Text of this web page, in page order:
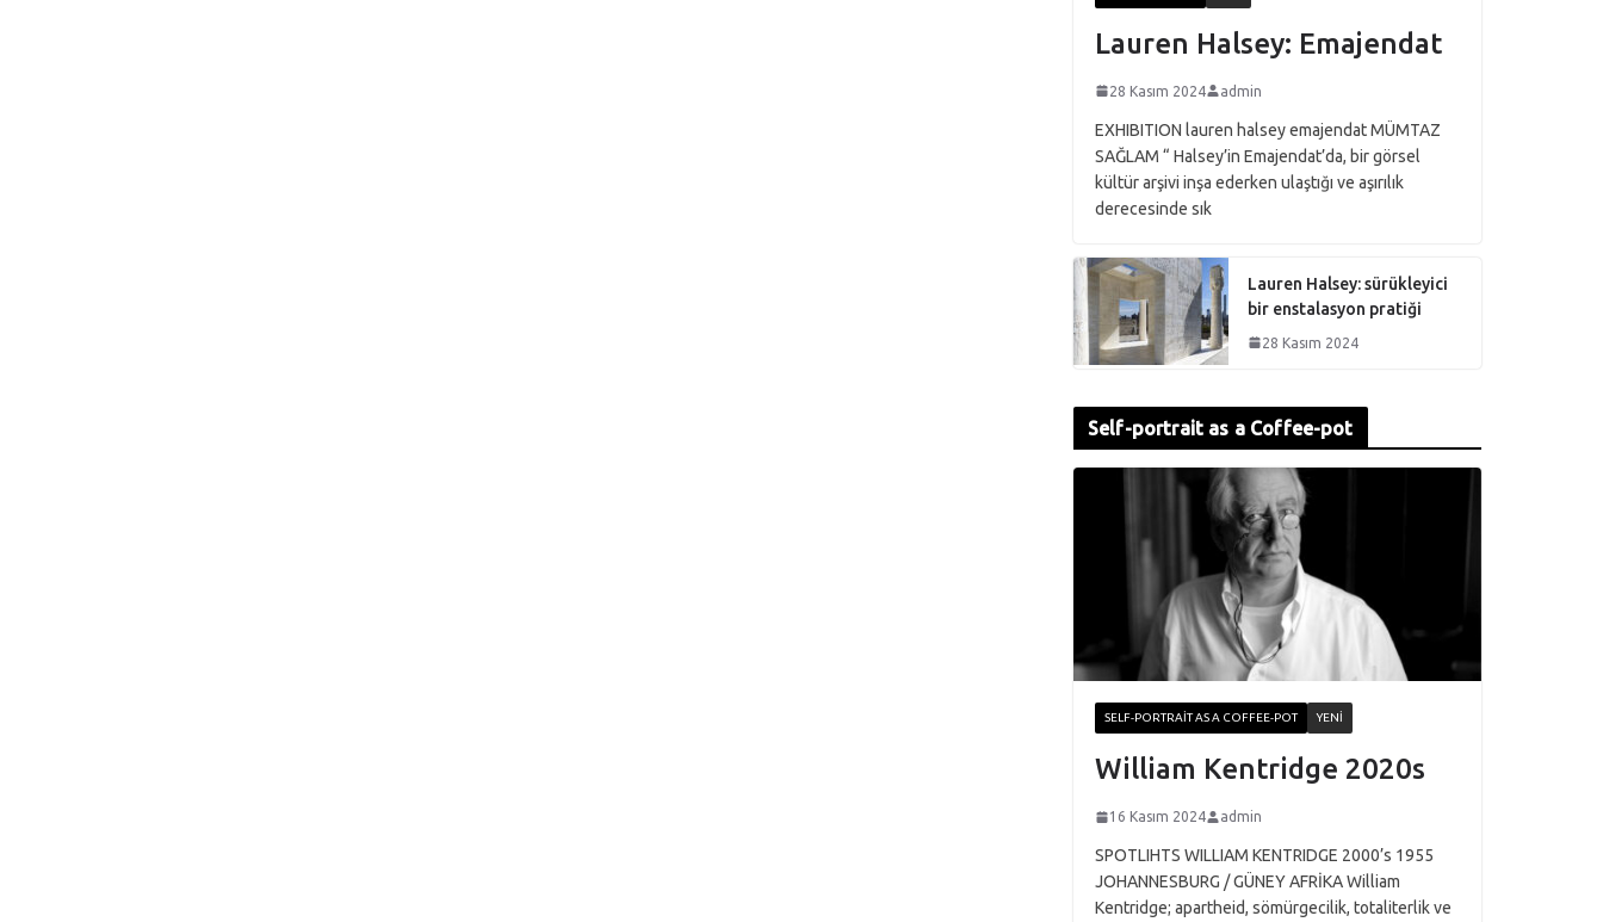
Lauren Halsey: Emajendat
28 Kasım 2024 admin
EXHIBITION lauren halsey emajendat MÜMTAZ
SAĞLAM “ Halsey’in Emajendat’da, bir görsel
kültür arşivi inşa ederken ulaştığı ve aşırılık
derecesinde sık
Lauren Halsey: sürükleyici
bir enstalasyon pratiği
28 Kasım 2024
Self-portrait as a Coffee-pot
SELF-PORTRAIT AS A COFFEE-POT YENI
William Kentridge 2020s
16 Kasım 2024 admin
SPOTLIHTS WILLIAM KENTRIDGE 2000’s 1955
JOHANNESBURG / GÜNEY AFRİKA William
Kentridge; apartheid, sömürgecilik, totaliterlik ve